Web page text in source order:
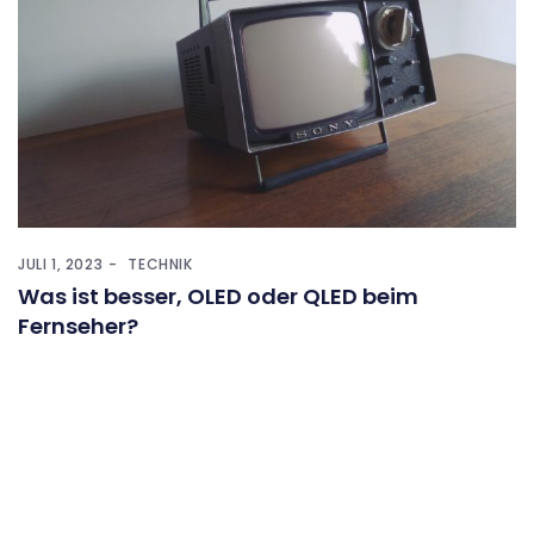
JULI 1, 2023 TECHNIK
Was ist besser, OLED oder QLED beim
Fernseher?